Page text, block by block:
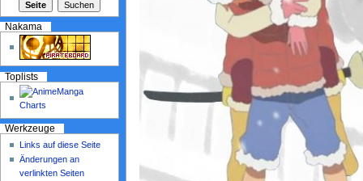
Nakama
Toplists
Werkzeuge
Links auf diese Seite
Änderungen an
verlinkten Seiten